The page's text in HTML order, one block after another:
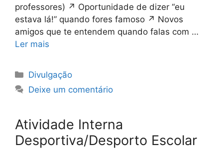
professores) ↗ Oportunidade de dizer “eu
estava lá!” quando fores famoso ↗ Novos
amigos que te entendem quando falas com …
Ler mais
Categorias
Divulgação
Deixe um comentário
Atividade Interna
Desportiva/Desporto Escolar